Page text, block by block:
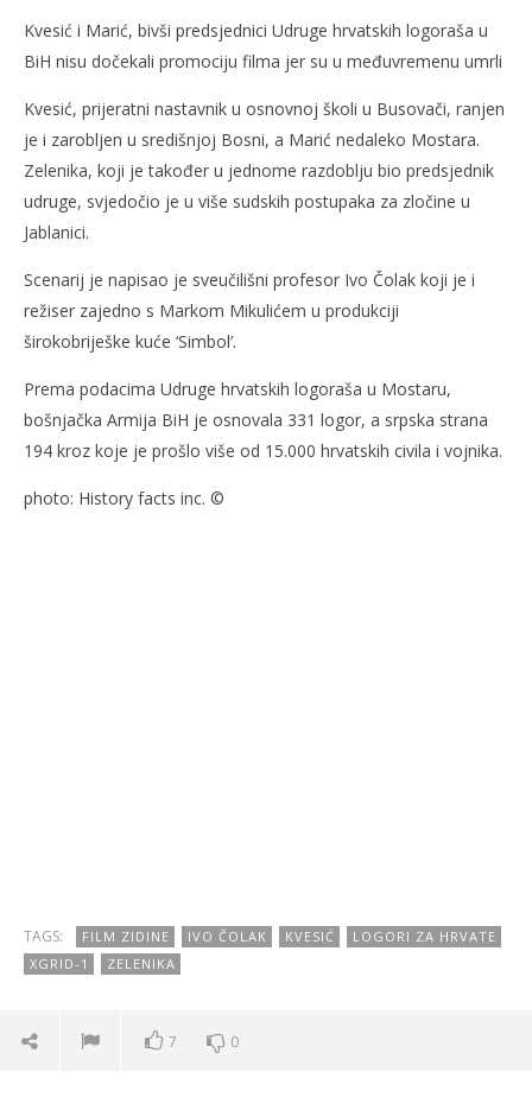
Kvesić i Marić, bivši predsjednici Udruge hrvatskih logoraša u
BiH nisu dočekali promociju filma jer su u međuvremenu umrli
Kvesić, prijeratni nastavnik u osnovnoj školi u Busovači, ranjen
je i zarobljen u središnjoj Bosni, a Marić nedaleko Mostara.
Zelenika, koji je također u jednome razdoblju bio predsjednik
udruge, svjedočio je u više sudskih postupaka za zločine u
Jablanici.
Scenarij je napisao je sveučilišni profesor Ivo Čolak koji je i
režiser zajedno s Markom Mikulićem u produkciji
širokobriješke kuće ‘Simbol’.
Prema podacima Udruge hrvatskih logoraša u Mostaru,
bošnjačka Armija BiH je osnovala 331 logor, a srpska strana
194 kroz koje je prošlo više od 15.000 hrvatskih civila i vojnika.
photo: History facts inc. ©
TAGS: FILM ZIDINE IVO ČOLAK KVESIĆ
LOGORI ZA HRVATE
XGRID-1
ZELENIKA
7 0